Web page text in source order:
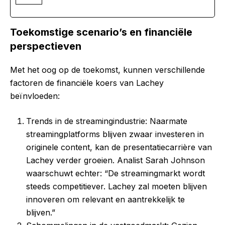
Toekomstige scenario’s en financiële
perspectieven
Met het oog op de toekomst, kunnen verschillende
factoren de financiële koers van Lachey
beïnvloeden:
Trends in de streamingindustrie: Naarmate
streamingplatforms blijven zwaar investeren in
originele content, kan de presentatiecarrière van
Lachey verder groeien. Analist Sarah Johnson
waarschuwt echter: “De streamingmarkt wordt
steeds competitiever. Lachey zal moeten blijven
innoveren om relevant en aantrekkelijk te
blijven.”